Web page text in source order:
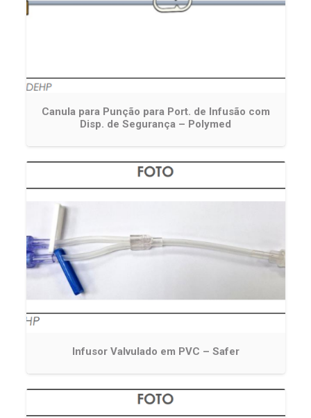
Canula para Punção para Port. de Infusão com
Disp. de Segurança – Polymed
Infusor Valvulado em PVC – Safer